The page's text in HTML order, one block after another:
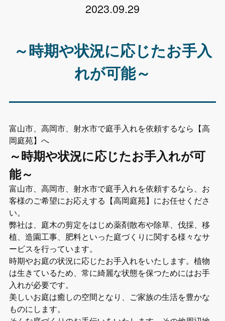
2023.09.29
～時期や状況に応じたお手入
れが可能～
富山市、高岡市、射水市で庭手入れを依頼するなら【高
岡庭苑】へ
～時期や状況に応じたお手入れが可
能～
富山市、高岡市、射水市で庭手入れを依頼するなら、お
客様のご希望にお応えする【高岡庭苑】にお任せくださ
い。
弊社は、庭木の剪定をはじめ薬剤散布や除草、伐採、移
植、造園工事、肥料といった庭づくりに関する様々なサ
ービスを行っています。
時期やお庭の状況に応じたお手入れをいたします。植物
は生きているため、常に綺麗な状態を保つためにはお手
入れが必要です。
美しいお庭は癒しの空間となり、ご家族の生活を豊かな
ものにします。